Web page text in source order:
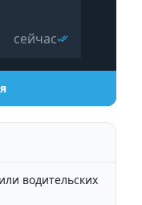
сейчас
водительских